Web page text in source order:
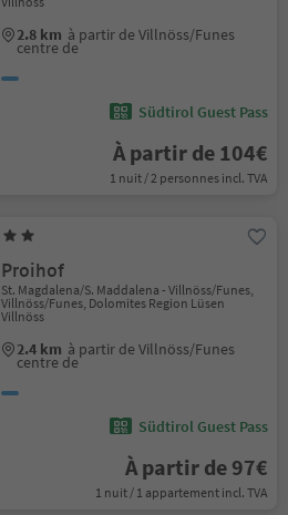
2.8 km à partir de Villnöss/Funes
centre de
Südtirol Guest Pass
À partir de 104€
1 nuit / 2 personnes incl. TVA
Proihof
St. Magdalena/S. Maddalena - Villnöss/Funes,
Villnöss/Funes, Dolomites Region Lüsen
Villnöss
2.4 km à partir de Villnöss/Funes
centre de
Südtirol Guest Pass
À partir de 97€
1 nuit / 1 appartement incl. TVA